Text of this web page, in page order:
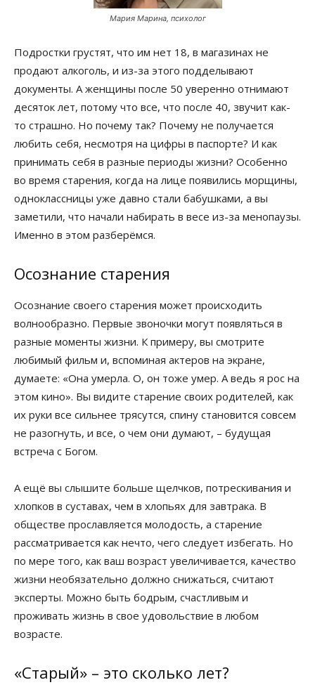
Мария Марина, психолог
Подростки грустят, что им нет 18, в магазинах не
продают алкоголь, и из-за этого подделывают
документы. А женщины после 50 уверенно отнимают
десяток лет, потому что все, что после 40, звучит как-
то страшно. Но почему так? Почему не получается
любить себя, несмотря на цифры в паспорте? И как
принимать себя в разные периоды жизни? Особенно
во время старения, когда на лице появились морщины,
одноклассницы уже давно стали бабушками, а вы
заметили, что начали набирать в весе из-за менопаузы.
Именно в этом разберёмся.
Осознание старения
Осознание своего старения может происходить
волнообразно. Первые звоночки могут появляться в
разные моменты жизни. К примеру, вы смотрите
любимый фильм и, вспоминая актеров на экране,
думаете: «Она умерла. О, он тоже умер. А ведь я рос на
этом кино». Вы видите старение своих родителей, как
их руки все сильнее трясутся, спину становится совсем
не разогнуть, и все, о чем они думают, – будущая
встреча с Богом.
А ещё вы слышите больше щелчков, потрескивания и
хлопков в суставах, чем в хлопьях для завтрака. В
обществе прославляется молодость, а старение
рассматривается как нечто, чего следует избегать. Но
по мере того, как ваш возраст увеличивается, качество
жизни необязательно должно снижаться, считают
эксперты. Можно быть бодрым, счастливым и
проживать жизнь в свое удовольствие в любом
возрасте.
«Старый» – это сколько лет?